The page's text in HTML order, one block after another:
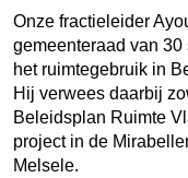
Onze fractieleider
gemeenteraad van
het ruimtegebruik in
Hij verwees daarbij
Beleidsplan Ruimte
project in de
Melsele.